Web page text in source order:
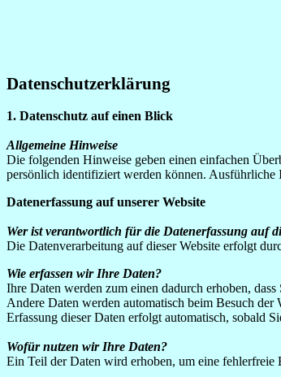
Datenschutzerklärung
1. Datenschutz auf einen Blick
Allgemeine Hinweise
Die folgenden Hinweise geben einen einfachen
persönlich identifiziert werden können. Ausführliche
Datenerfassung auf unserer Website
Wer ist verantwortlich für die Datenerfassung auf
Die Datenverarbeitung auf dieser Website erfolgt
Wie erfassen wir Ihre Daten?
Ihre Daten werden zum einen dadurch erhoben,
Andere Daten werden automatisch beim Besuch
Erfassung dieser Daten erfolgt automatisch, sobald
Wofür nutzen wir Ihre Daten?
Ein Teil der Daten wird erhoben, um eine fehlerfreie